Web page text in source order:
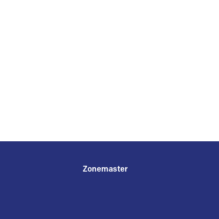
Zonemaster